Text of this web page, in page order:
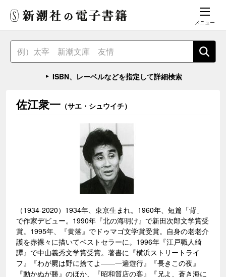
メニュー
ISBN、レーベルなどを指定して詳細検索
佐江衆一 （サエ・シュウイチ）
（1934-2020）1934年、東京生まれ。1960年、短篇「背」
で作家デビュー。1990年『北の海明け』で新田次郎文学賞受
賞。1995年、『黄落』でドゥマゴ文学賞受賞。自身の老老介
護を赤裸々に描いてベストセラーに。1996年『江戸職人綺
譚』で中山義秀文学賞受賞。著書に『横浜ストリートライ
フ』『わが屍は野に捨てよ――一遍遊行』『長きこの夜』
『動かぬが勝』のほか、『昭和質店の客』『兄よ、蒼き海に